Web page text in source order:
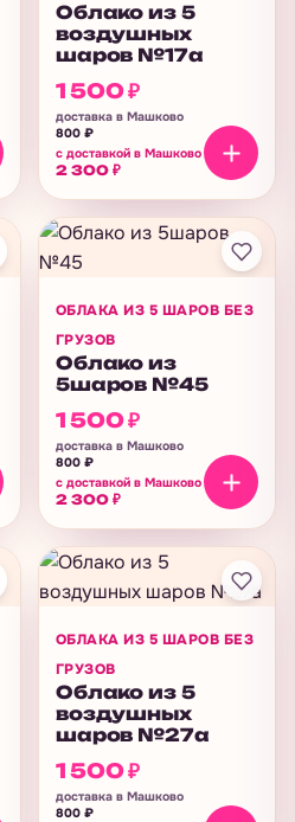
Облако из 5
воздушных
шаров №17а
1 500₽
доставка в Машково
800 ₽
с доставкой в Машково
2 300 ₽
ОБЛАКА ИЗ 5 ШАРОВ БЕЗ
ГРУЗОВ
Облако из
5шаров №45
1 500₽
доставка в Машково
800 ₽
с доставкой в Машково
2 300 ₽
ОБЛАКА ИЗ 5 ШАРОВ БЕЗ
ГРУЗОВ
Облако из 5
воздушных
шаров №27а
1 500₽
доставка в Машково
800 ₽